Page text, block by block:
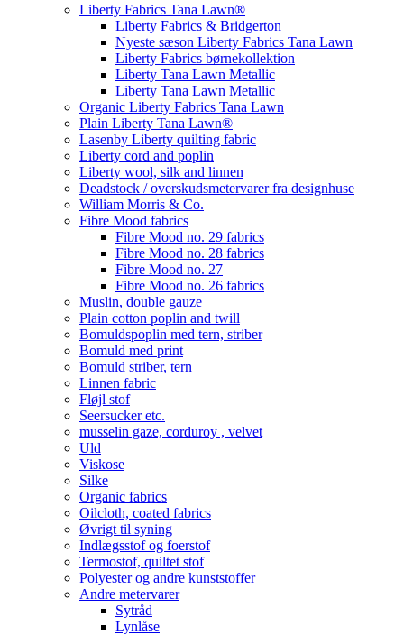
Liberty Fabrics Tana Lawn®
Liberty Fabrics & Bridgerton
Nyeste sæson Liberty Fabrics Tana Lawn
Liberty Fabrics børnekollektion
Liberty Tana Lawn Metallic
Liberty Tana Lawn Metallic
Organic Liberty Fabrics Tana Lawn
Plain Liberty Tana Lawn®
Lasenby Liberty quilting fabric
Liberty cord and poplin
Liberty wool, silk and linnen
Deadstock / overskudsmetervarer fra designhuse
William Morris & Co.
Fibre Mood fabrics
Fibre Mood no. 29 fabrics
Fibre Mood no. 28 fabrics
Fibre Mood no. 27
Fibre Mood no. 26 fabrics
Muslin, double gauze
Plain cotton poplin and twill
Bomuldspoplin med tern, striber
Bomuld med print
Bomuld striber, tern
Linnen fabric
Fløjl stof
Seersucker etc.
musselin gaze, corduroy , velvet
Uld
Viskose
Silke
Organic fabrics
Oilcloth, coated fabrics
Øvrigt til syning
Indlægsstof og foerstof
Termostof, quiltet stof
Polyester og andre kunststoffer
Andre metervarer
Sytråd
Lynlåse